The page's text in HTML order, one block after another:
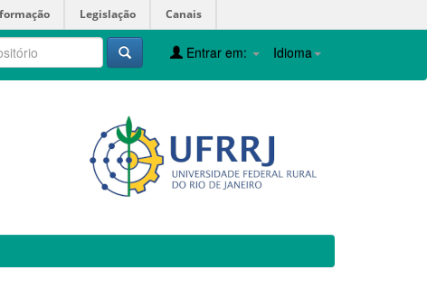
Legislação Canais
Idioma
Entrar em: